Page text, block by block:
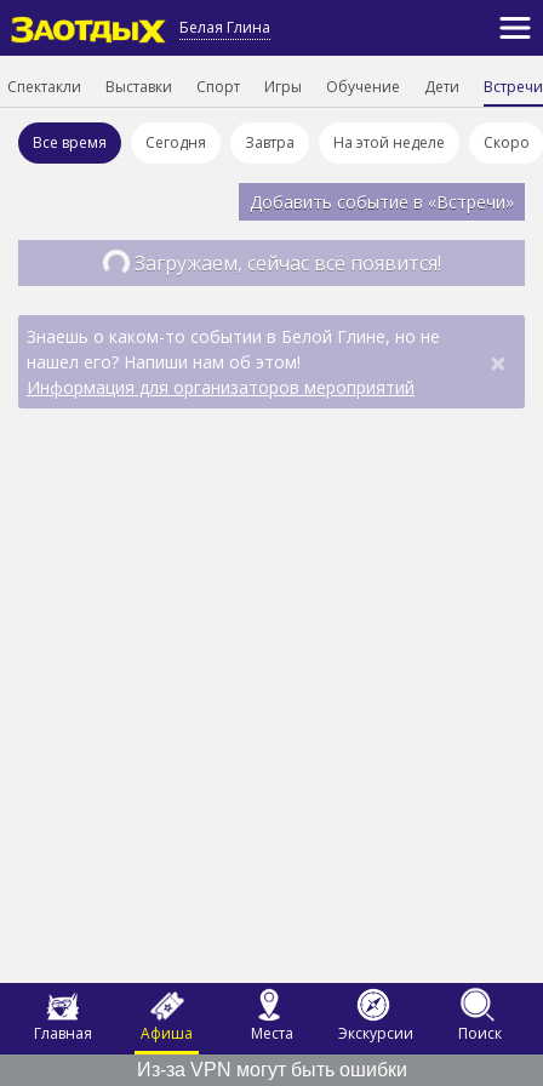
Белая Глина
Главная Афиша Места Экскурсии
Поиск
Из-за VPN могут быть ошибки
Спектакли Выставки Спорт Игры Обучение Дети Встречи
Все время Сегодня Завтра На этой неделе Скоро
Добавить событие в «Встречи»
Загружаем, сейчас всё появится!
Знаешь о каком-то событии в Белой Глине, но не
нашел его? Напиши нам об этом!
Информация для организаторов мероприятий
×